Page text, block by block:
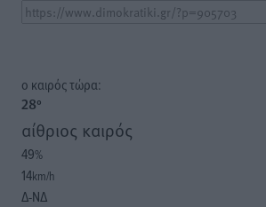
o καιρός τώρα:
28°
αίθριος καιρός
49%
14km/h
Δ-ΝΔ